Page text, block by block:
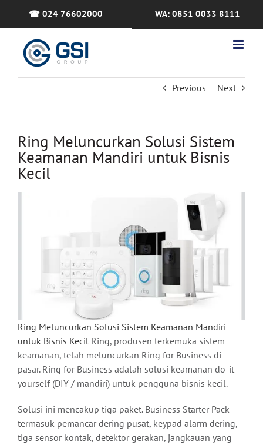
☎ 024 76602000 WA: 0851 0033 8111
Previous Next
Ring Meluncurkan Solusi Sistem
Keamanan Mandiri untuk Bisnis
Kecil
Ring Meluncurkan Solusi Sistem Keamanan Mandiri
untuk Bisnis Kecil Ring, produsen terkemuka sistem
keamanan, telah meluncurkan Ring for Business di
pasar. Ring for Business adalah solusi keamanan do-it-
yourself (DIY / mandiri) untuk pengguna bisnis kecil.
Solusi ini mencakup tiga paket. Business Starter Pack
termasuk pemancar dering pusat, keypad alarm dering,
tiga sensor kontak, detektor gerakan, jangkauan yang